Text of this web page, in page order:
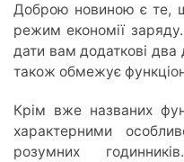
Доброю новиною є те,
режим економії
дати вам додаткові два
також обмежує
Крім вже названих
характерними
розумних